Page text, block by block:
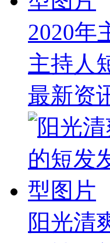
2020年
主持人
最新资
阳光清